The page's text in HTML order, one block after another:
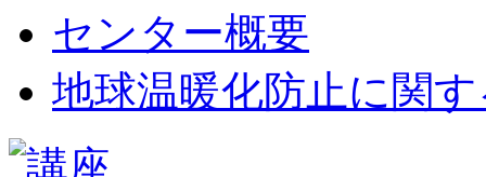
センター概要
地球温暖化防止に関